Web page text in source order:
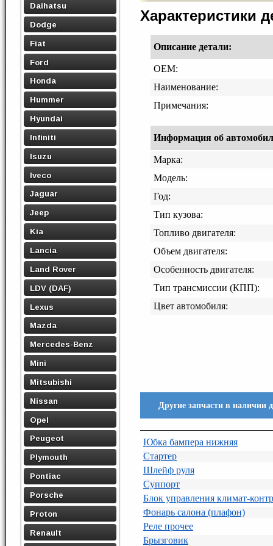
Daihatsu
Dodge
Fiat
Ford
Honda
Hummer
Hyundai
Infiniti
Isuzu
Iveco
Jaguar
Jeep
Kia
Lancia
Land Rover
LDV (DAF)
Lexus
Mazda
Mercedes-Benz
Mini
Mitsubishi
Nissan
Opel
Peugeot
Plymouth
Pontiac
Porsche
Proton
Renault
Характеристики
Описание детали:
OEM:
Наименование:
Примечания:
Информация об
Марка:
Модель:
Год:
Тип кузова:
Топливо двигателя:
Объем двигателя:
Особенность двигателя:
Тип трансмиссии (КПП):
Цвет автомобиля:
Другие запчасти в наличии
Юбка бампера нижняя
Стартер
Шлейф руля
Суппорт
Блок управления климат-
Фонарь салона (плафон)
Реле прочее
Брызговик